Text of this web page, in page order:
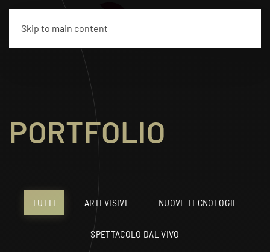
Skip to main content
PORTFOLIO
TUTTI ARTI VISIVE NUOVE TECNOLOGIE
SPETTACOLO DAL VIVO